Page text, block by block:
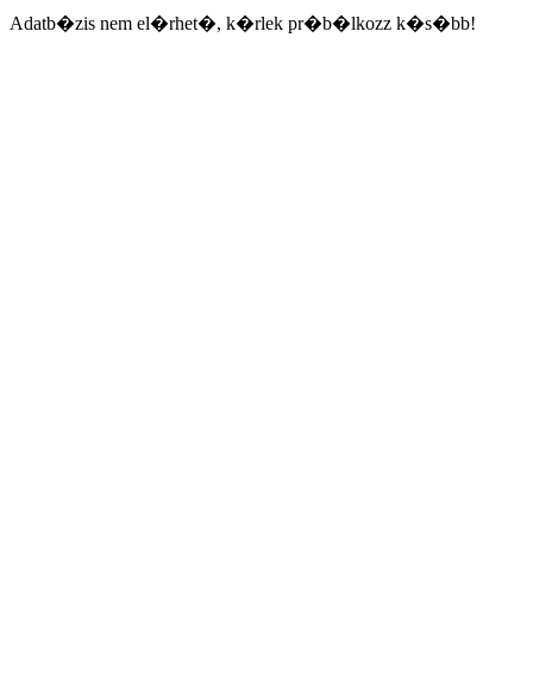
Adatb�zis nem el�rhet�, k�rlek pr�b�lkozz k�s�bb!